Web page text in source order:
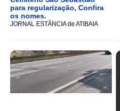
para regularização, Confira
os nomes.
JORNAL ESTÂNCIA de ATIBAIA